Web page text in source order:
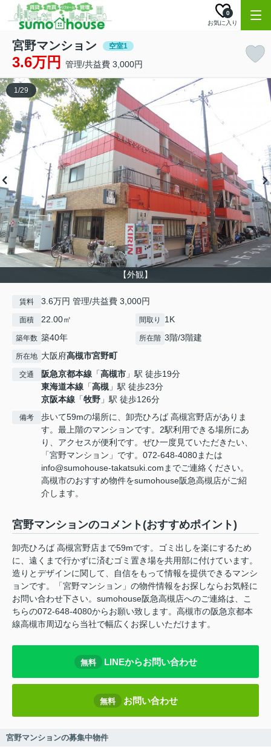
お気に入り
0
宮野マンション 空室1
3.6万円 管理/共益費 3,000円
【外観】
1/29
賃料 3.6万円 管理/共益費 3,000円
面積 22.00㎡ 間取り 1K
築年数 築40年 所在階 3階/3階建
所在地 大阪府高槻市宮野町
交通 阪急京都本線 「高槻市 」駅 徒歩19分
東海道本線 「高槻 」駅 徒歩23分
京阪本線 「牧野 」駅 徒歩126分
備考
歩いて59mの場所に、卸売ひろば 高槻宮野店がありま
す。最上階のマンションです。2駅利用できる場所にあ
り、アクセスが便利です。ぜひ一度見ていただきたい、
「宮野マンション」です。072-648-4080または
info@sumohouse-takatsuki.comまでご連絡ください。
高槻市のおすすめ物件をsumohouse阪急高槻店がご紹
介します。
宮野マンションのコメント(おすすめポイント)
卸売ひろば 高槻宮野店まで59mです。ゴミ出しを楽にするため
に、遠くまで行かずに済むゴミ置き場を共用部に付けています。
造りとデザインに関して、自信をもって情報を提供できるマンシ
ョンです。「宮野マンション」の物件情報をお探しならお気軽に
お問い合わせ下さい。sumohouse阪急高槻店へのご連絡は、こ
ちらの072-648-4080からお願い致します。高槻市の阪急京都本
線高槻市周辺なら当社で幅広くお探しいただけます。
無料 LINEからお問い合わせ
無料 お問い合わせ
宮野マンションの募集中物件